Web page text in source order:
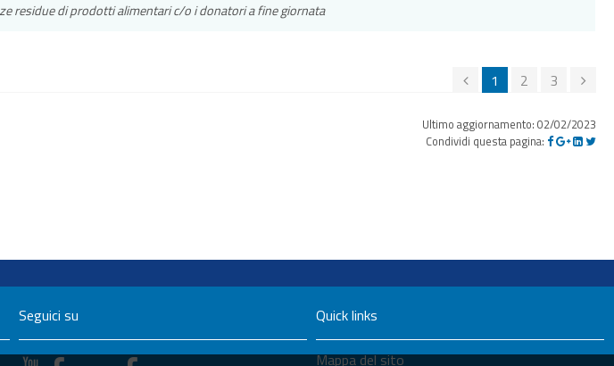
residue di prodotti alimentari c/o i donatori a fine giornata
1 2 3
Ultimo aggiornamento: 02/02/2023
Condividi questa pagina:
Seguici su Quick links
Mappa del sito